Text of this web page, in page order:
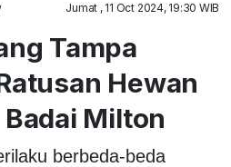
Jumat , 11 Oct 2024, 19:30 WIB
Tampa
Hewan
Milton
berbeda-beda